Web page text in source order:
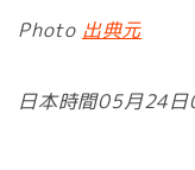
Photo 出典元
日本時間05月24